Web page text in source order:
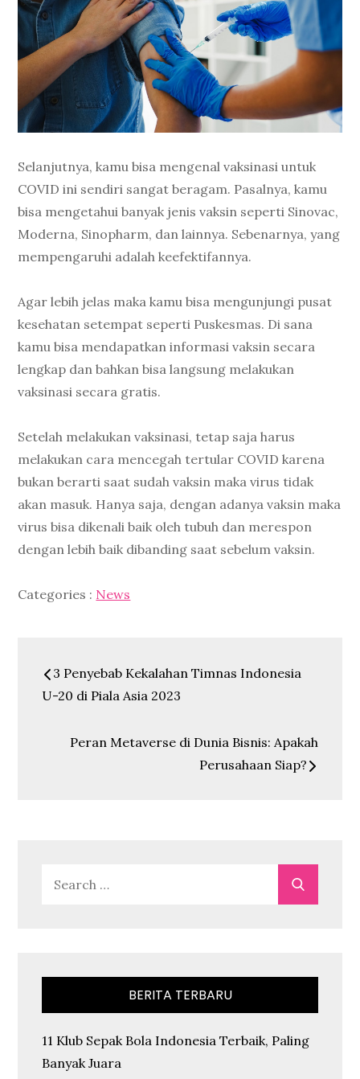
Selanjutnya, kamu bisa mengenal vaksinasi untuk
COVID ini sendiri sangat beragam. Pasalnya, kamu
bisa mengetahui banyak jenis vaksin seperti Sinovac,
Moderna, Sinopharm, dan lainnya. Sebenarnya, yang
mempengaruhi adalah keefektifannya.
Agar lebih jelas maka kamu bisa mengunjungi pusat
kesehatan setempat seperti Puskesmas. Di sana
kamu bisa mendapatkan informasi vaksin secara
lengkap dan bahkan bisa langsung melakukan
vaksinasi secara gratis.
Setelah melakukan vaksinasi, tetap saja harus
melakukan cara mencegah tertular COVID karena
bukan berarti saat sudah vaksin maka virus tidak
akan masuk. Hanya saja, dengan adanya vaksin maka
virus bisa dikenali baik oleh tubuh dan merespon
dengan lebih baik dibanding saat sebelum vaksin.
Categories
Categories : News
Post
navigation
3 Penyebab Kekalahan Timnas Indonesia
U-20 di Piala Asia 2023
Peran Metaverse di Dunia Bisnis: Apakah
Perusahaan Siap?
BERITA TERBARU
11 Klub Sepak Bola Indonesia Terbaik, Paling
Banyak Juara